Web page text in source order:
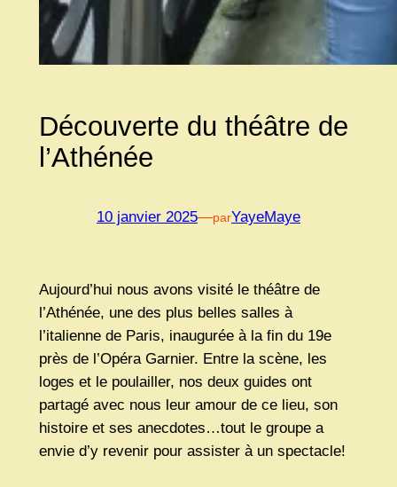
Découverte du théâtre de
l’Athénée
10 janvier 2025—parYayeMaye
Aujourd’hui nous avons visité le théâtre de
l’Athénée, une des plus belles salles à
l’italienne de Paris, inaugurée à la fin du 19e
près de l’Opéra Garnier. Entre la scène, les
loges et le poulailler, nos deux guides ont
partagé avec nous leur amour de ce lieu, son
histoire et ses anecdotes…tout le groupe a
envie d’y revenir pour assister à un spectacle!